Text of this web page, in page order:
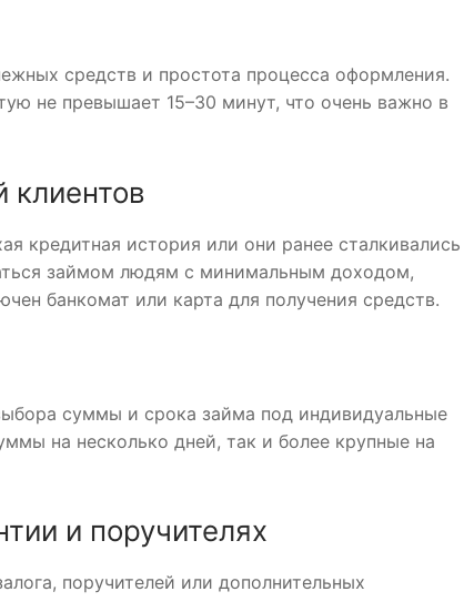
средств и простота процесса оформления.
не превышает 15–30 минут, что очень важно в
клиентов
кредитная история или они ранее сталкивались
займом людям с минимальным доходом,
банкомат или карта для получения средств.
суммы и срока займа под индивидуальные
на несколько дней, так и более крупные на
и поручителях
поручителей или дополнительных